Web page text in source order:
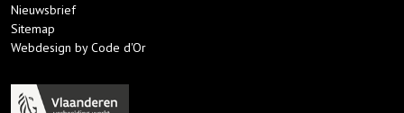
Nieuwsbrief
Sitemap
Webdesign by Code d'Or